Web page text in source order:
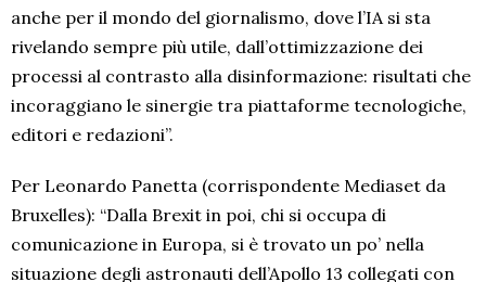
anche per il mondo del giornalismo, dove l’IA si sta
rivelando sempre più utile, dall’ottimizzazione dei
processi al contrasto alla disinformazione: risultati che
incoraggiano le sinergie tra piattaforme tecnologiche,
editori e redazioni”.
Per Leonardo Panetta (corrispondente Mediaset da
Bruxelles): “Dalla Brexit in poi, chi si occupa di
comunicazione in Europa, si è trovato un po’ nella
situazione degli astronauti dell’Apollo 13 collegati con